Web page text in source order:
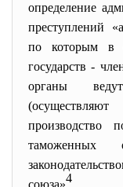
определение
преступлений
по которым в
государств -
органы
производство
таможенных
союза»4